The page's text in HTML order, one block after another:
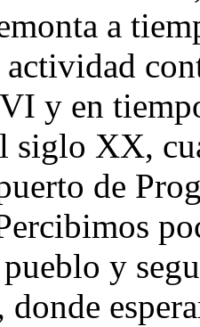
a
y en
siglo XX,
de
y
donde